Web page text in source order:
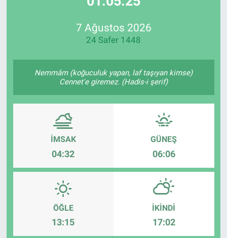
7 Ağustos 2026
24 Safer 1448
Nemmâm (koğuculuk yapan, laf taşıyan kimse)
Cennet'e giremez. (Hadis-i şerif)
İMSAK
04:32
GÜNEŞ
06:06
ÖĞLE
13:15
İKINDI
17:02
Özel Haberler
Kadın
Erişim Bilgileri
Teknoloji
Ramazan